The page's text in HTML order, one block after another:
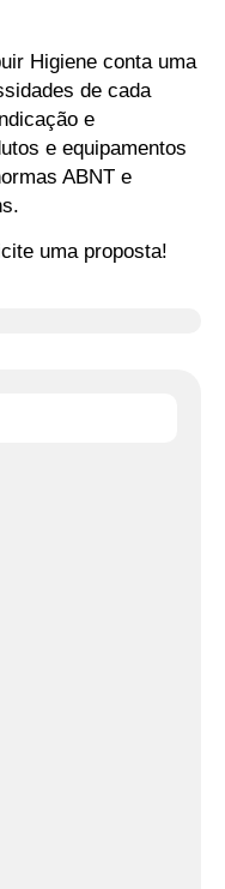
Higiene conta uma
de cada
e
e equipamentos
ABNT e
uma proposta!